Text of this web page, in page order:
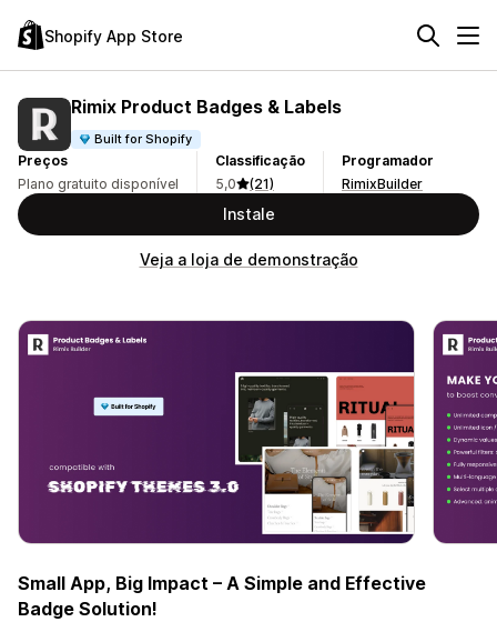
Shopify App Store
Rimix Product Badges & Labels
Built for Shopify
Preços
Plano gratuito disponível
Classificação
5,0
(21)
Programador
RimixBuilder
Instale
Veja a loja de demonstração
Small App, Big Impact – A Simple and Effective
Badge Solution!